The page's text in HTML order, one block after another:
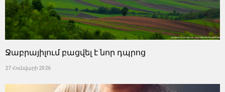
Ջաբրայիլում բացվել է նոր դպրոց
27 Հունվարի 2026